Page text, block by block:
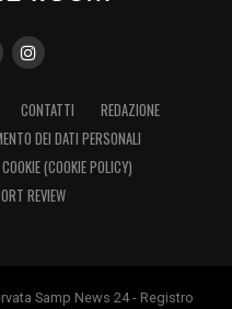
CONTATTI
REDAZIONE
DEI DATI PERSONALI
(COOKIE POLICY)
REVIEW
Samp News 24 - Registro